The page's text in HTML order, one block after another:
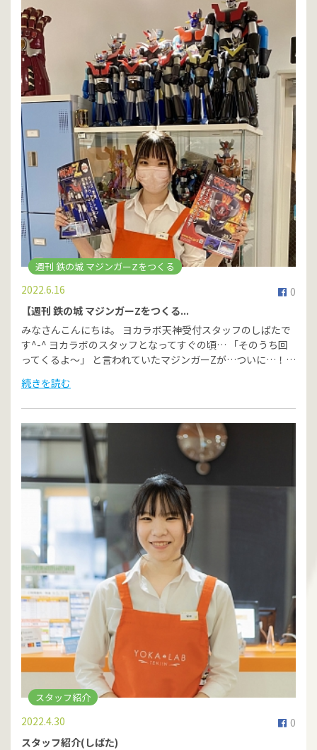
週刊 鉄の城 マジンガーZをつくる
0
2022.6.16
【週刊 鉄の城 マジンガーZをつくる...
みなさんこんにちは。 ヨカラボ天神受付スタッフのしばたで
す^-^ ヨカラボのスタッフとなってすぐの頃… 「そのうち回
ってくるよ～」 と言われていたマジンガーZが…ついに…！…
続きを読む
スタッフ紹介
0
2022.4.30
スタッフ紹介(しばた)